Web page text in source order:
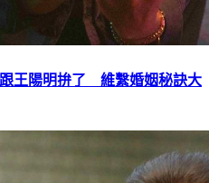
王陽明拚了 維繫婚姻秘訣大